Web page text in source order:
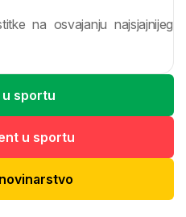
na osvajanju najsjajnijeg
sportu
u sportu